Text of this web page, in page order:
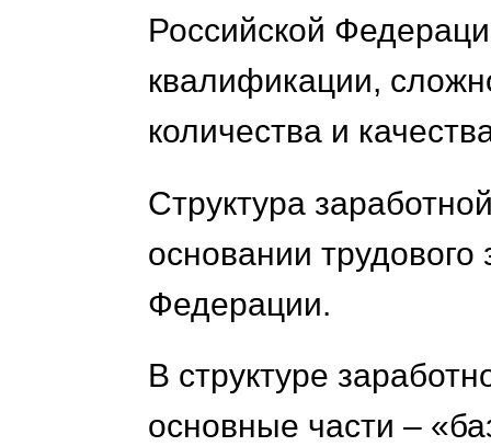
Российской
квалификации,
количества и
Структура
основании трудового
Федерации.
В структуре
основные части –